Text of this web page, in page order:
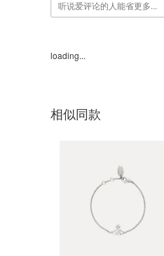
loading...
相似同款